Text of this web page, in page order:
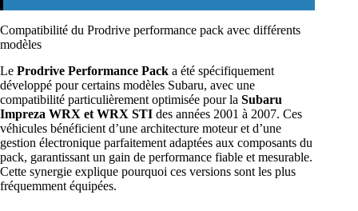
Compatibilité du Prodrive performance pack avec différents
modèles
Le Prodrive Performance Pack a été spécifiquement
développé pour certains modèles Subaru, avec une
compatibilité particulièrement optimisée pour la Subaru
Impreza WRX et WRX STI des années 2001 à 2007. Ces
véhicules bénéficient d’une architecture moteur et d’une
gestion électronique parfaitement adaptées aux composants du
pack, garantissant un gain de performance fiable et mesurable.
Cette synergie explique pourquoi ces versions sont les plus
fréquemment équipées.